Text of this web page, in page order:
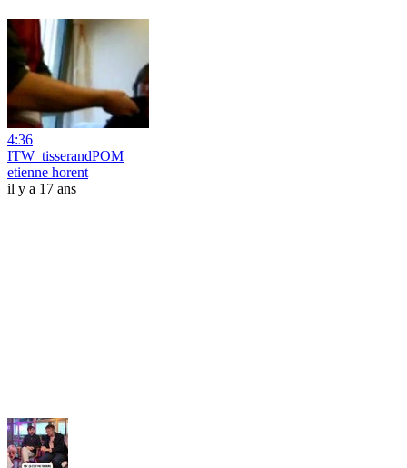
4:36
ITW_tisserandPOM
etienne horent
il y a 17 ans